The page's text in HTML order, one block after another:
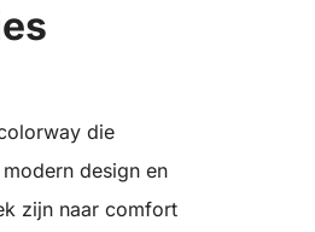
die
design en
zijn naar comfort